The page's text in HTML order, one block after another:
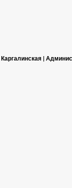
Каргалинская |